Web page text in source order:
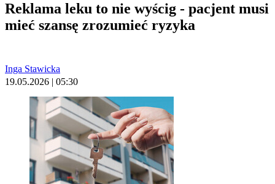
Reklama leku to nie wyścig - pacjent musi
mieć szansę zrozumieć ryzyka
Inga Stawicka
19.05.2026 | 05:30